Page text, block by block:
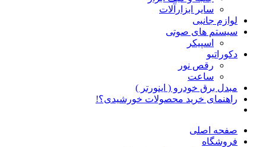
سایر ابزارآلات
لوازم جانبی
سیستم های صوتی
اسپیکر
دکوراتیو
رقص نور
ساعت
مبدل برق خودرو ( اینورتر )
راهنمای خرید محصولات خورشیدی؟!
صفحه اصلی
فروشگاه